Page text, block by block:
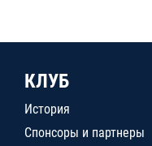
КЛУБ
История
Спонсоры и партнеры